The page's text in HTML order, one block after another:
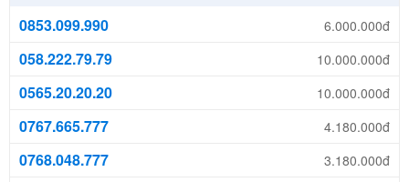
0853.099.990
6.000.000đ
058.222.79.79 10.000.000đ
0565.20.20.20 10.000.000đ
0767.665.777 4.180.000đ
0768.048.777 3.180.000đ